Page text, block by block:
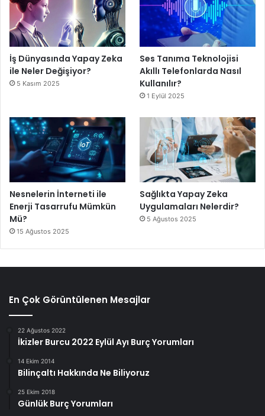
İş Dünyasında Yapay Zeka
ile Neler Değişiyor?
5 Kasım 2025
Ses Tanıma Teknolojisi
Akıllı Telefonlarda Nasıl
Kullanılır?
1 Eylül 2025
Nesnelerin İnterneti ile
Enerji Tasarrufu Mümkün
Mü?
15 Ağustos 2025
Sağlıkta Yapay Zeka
Uygulamaları Nelerdir?
5 Ağustos 2025
En Çok Görüntülenen Mesajlar
22 Ağustos 2022
İkizler Burcu 2022 Eylül Ayı Burç Yorumları
14 Ekim 2014
Bilinçaltı Hakkında Ne Biliyoruz
25 Ekim 2018
Günlük Burç Yorumları